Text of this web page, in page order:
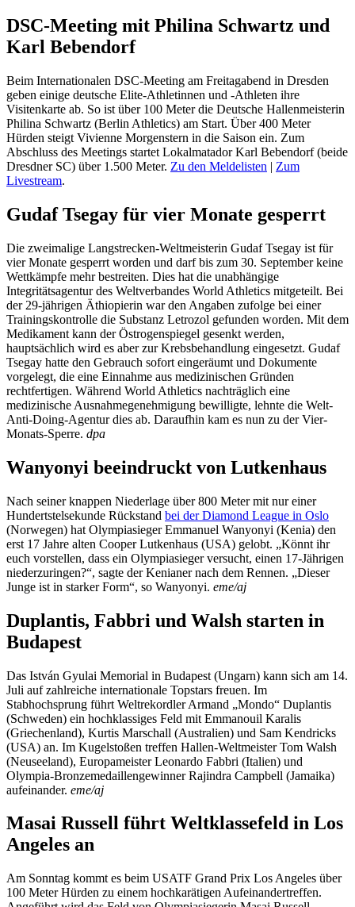
DSC-Meeting mit Philina Schwartz und
Karl Bebendorf
Beim Internationalen DSC-Meeting am Freitagabend in Dresden
geben einige deutsche Elite-Athletinnen und -Athleten ihre
Visitenkarte ab. So ist über 100 Meter die Deutsche Hallenmeisterin
Philina Schwartz (Berlin Athletics) am Start. Über 400 Meter
Hürden steigt Vivienne Morgenstern in die Saison ein. Zum
Abschluss des Meetings startet Lokalmatador Karl Bebendorf (beide
Dresdner SC) über 1.500 Meter. Zu den Meldelisten | Zum
Livestream.
Gudaf Tsegay für vier Monate gesperrt
Die zweimalige Langstrecken-Weltmeisterin Gudaf Tsegay ist für
vier Monate gesperrt worden und darf bis zum 30. September keine
Wettkämpfe mehr bestreiten. Dies hat die unabhängige
Integritätsagentur des Weltverbandes World Athletics mitgeteilt. Bei
der 29-jährigen Äthiopierin war den Angaben zufolge bei einer
Trainingskontrolle die Substanz Letrozol gefunden worden. Mit dem
Medikament kann der Östrogenspiegel gesenkt werden,
hauptsächlich wird es aber zur Krebsbehandlung eingesetzt. Gudaf
Tsegay hatte den Gebrauch sofort eingeräumt und Dokumente
vorgelegt, die eine Einnahme aus medizinischen Gründen
rechtfertigen. Während World Athletics nachträglich eine
medizinische Ausnahmegenehmigung bewilligte, lehnte die Welt-
Anti-Doing-Agentur dies ab. Daraufhin kam es nun zu der Vier-
Monats-Sperre. dpa
Wanyonyi beeindruckt von Lutkenhaus
Nach seiner knappen Niederlage über 800 Meter mit nur einer
Hundertstelsekunde Rückstand bei der Diamond League in Oslo
(Norwegen) hat Olympiasieger Emmanuel Wanyonyi (Kenia) den
erst 17 Jahre alten Cooper Lutkenhaus (USA) gelobt. „Könnt ihr
euch vorstellen, dass ein Olympiasieger versucht, einen 17-Jährigen
niederzuringen?“, sagte der Kenianer nach dem Rennen. „Dieser
Junge ist in starker Form“, so Wanyonyi. eme/aj
Duplantis, Fabbri und Walsh starten in
Budapest
Das István Gyulai Memorial in Budapest (Ungarn) kann sich am 14.
Juli auf zahlreiche internationale Topstars freuen. Im
Stabhochsprung führt Weltrekordler Armand „Mondo“ Duplantis
(Schweden) ein hochklassiges Feld mit Emmanouil Karalis
(Griechenland), Kurtis Marschall (Australien) und Sam Kendricks
(USA) an. Im Kugelstoßen treffen Hallen-Weltmeister Tom Walsh
(Neuseeland), Europameister Leonardo Fabbri (Italien) und
Olympia-Bronzemedaillengewinner Rajindra Campbell (Jamaika)
aufeinander. eme/aj
Masai Russell führt Weltklassefeld in Los
Angeles an
Am Sonntag kommt es beim USATF Grand Prix Los Angeles über
100 Meter Hürden zu einem hochkarätigen Aufeinandertreffen.